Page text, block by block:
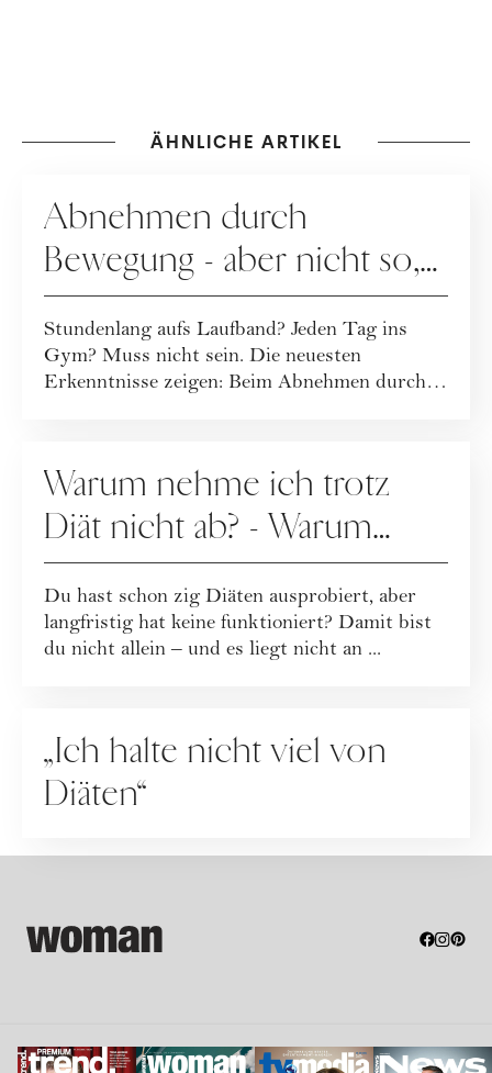
ÄHNLICHE ARTIKEL
Abnehmen durch
Bewegung - aber nicht so,
wie du denkst
Stundenlang aufs Laufband? Jeden Tag ins
Gym? Muss nicht sein. Die neuesten
Erkenntnisse zeigen: Beim Abnehmen durch
Warum nehme ich trotz
Diät nicht ab? - Warum
Diäten scheitern und was
stattdessen wirklich hilft
Du hast schon zig Diäten ausprobiert, aber
langfristig hat keine funktioniert? Damit bist
du nicht allein – und es liegt nicht an ...
„Ich halte nicht viel von
Diäten“